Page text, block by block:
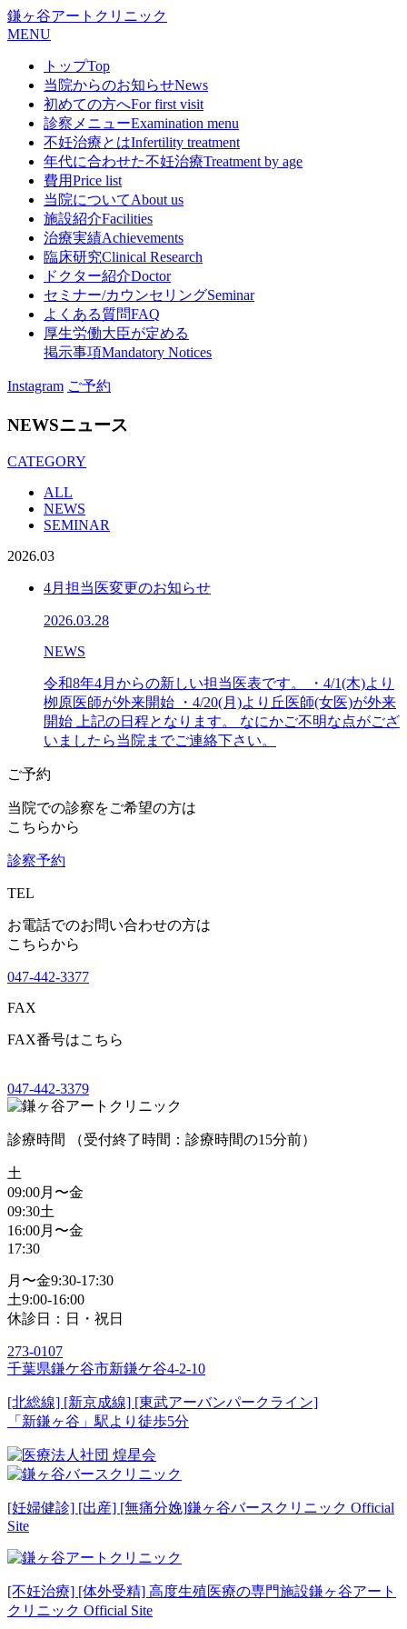
鎌ヶ谷アートクリニック
MENU
トップTop
当院からのお知らせNews
初めての方へFor first visit
診察メニューExamination menu
不妊治療とはInfertility treatment
年代に合わせた不妊治療Treatment by age
費用Price list
当院についてAbout us
施設紹介Facilities
治療実績Achievements
臨床研究Clinical Research
ドクター紹介Doctor
セミナー/カウンセリングSeminar
よくある質問FAQ
厚生労働大臣が定める
掲示事項Mandatory Notices
Instagram ご予約
NEWSニュース
CATEGORY
ALL
NEWS
SEMINAR
2026.03
4月担当医変更のお知らせ
2026.03.28
NEWS
令和8年4月からの新しい担当医表です。 ・4/1(木)より
栁原医師が外来開始 ・4/20(月)より丘医師(女医)が外来
開始 上記の日程となります。 なにかご不明な点がござ
いましたら当院までご連絡下さい。
ご予約
当院での診察をご希望の方は
こちらから
診察予約
TEL
お電話でのお問い合わせの方は
こちらから
047-442-3377
FAX
FAX番号はこちら
047-442-3379
診療時間 （受付終了時間：診療時間の15分前）
土
09:00月〜金
09:30土
16:00月〜金
17:30
月〜金9:30-17:30
土9:00-16:00
休診日：日・祝日
273-0107
千葉県鎌ケ谷市新鎌ケ谷4-2-10
[北総線] [新京成線] [東武アーバンパークライン]
「新鎌ヶ谷」駅より徒歩5分
[妊婦健診] [出産] [無痛分娩]鎌ヶ谷バースクリニック Official
Site
[不妊治療] [体外受精] 高度生殖医療の専門施設鎌ヶ谷アート
クリニック Official Site